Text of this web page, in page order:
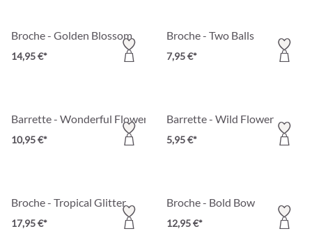
Broche - Golden Blossom
14,95 €*
Broche - Two Balls
7,95 €*
Barrette - Wonderful Flower
10,95 €*
Barrette - Wild Flower
5,95 €*
Broche - Tropical Glitter
17,95 €*
Broche - Bold Bow
12,95 €*